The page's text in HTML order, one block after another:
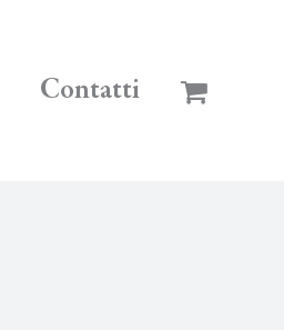
Contatti